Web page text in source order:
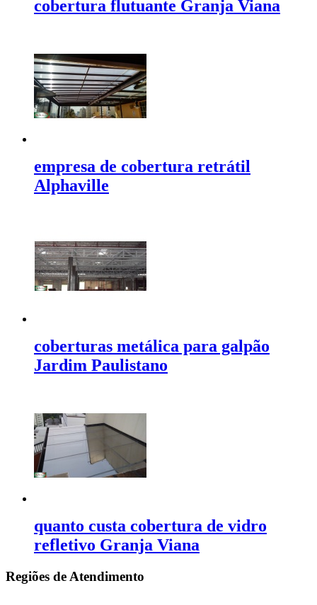
cobertura flutuante Granja Viana
empresa de cobertura retrátil
Alphaville
coberturas metálica para galpão
Jardim Paulistano
quanto custa cobertura de vidro
refletivo Granja Viana
Regiões de Atendimento